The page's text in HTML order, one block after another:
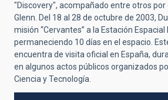
"Discovery", acompañado entre otros
Glenn. Del 18 al 28 de octubre de 2003,
misión “Cervantes” a la Estación
permaneciendo 10 días en el espacio.
encuentra de visita oficial en España,
en algunos actos públicos organizados
Ciencia y Tecnología.